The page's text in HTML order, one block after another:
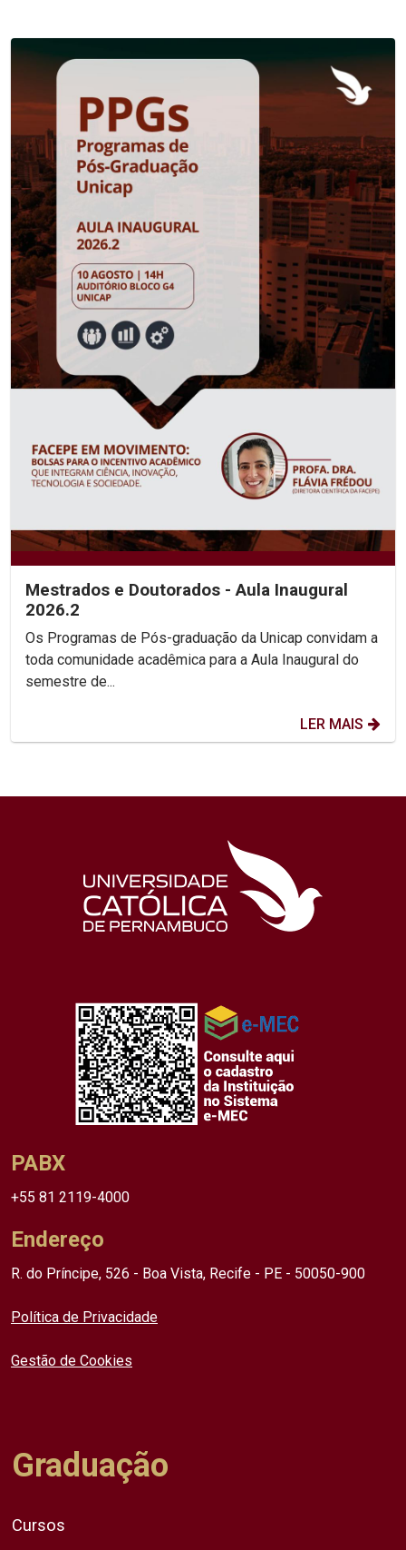
Mestrados e Doutorados - Aula Inaugural
2026.2
Os Programas de Pós-graduação da Unicap convidam a
toda comunidade acadêmica para a Aula Inaugural do
semestre de...
LER MAIS
PABX
+55 81 2119-4000
Endereço
R. do Príncipe, 526 - Boa Vista, Recife - PE - 50050-900
Política de Privacidade
Gestão de Cookies
Graduação
Cursos